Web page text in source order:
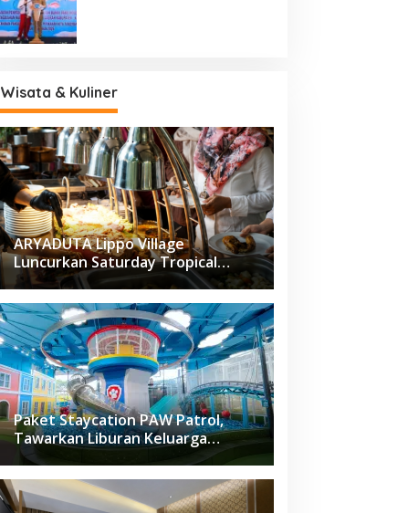
Wisata & Kuliner
ARYADUTA Lippo Village
Luncurkan Saturday Tropical
Brunch
Paket Staycation PAW Patrol,
Tawarkan Liburan Keluarga
Menyenangkan Hanya di Herloom
Hotel BSD